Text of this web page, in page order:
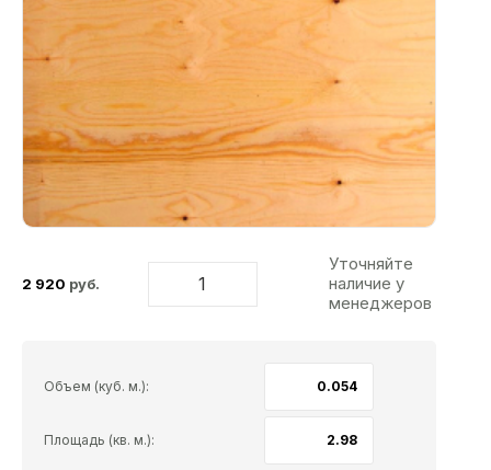
2 920 руб.
Уточняйте
наличие у
менеджеров
Объем (куб. м.):
Площадь (кв. м.):